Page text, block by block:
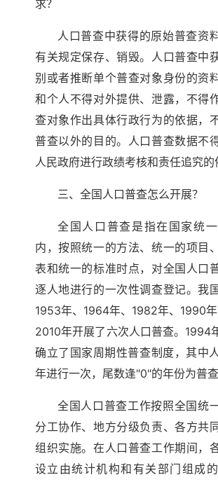
求？
人口普查中获得的原始普查资
有关规定保存、销毁。人口普查中
别或者推断单个普查对象身份的资
和个人不得对外提供、泄露，不得
查对象作出具体行政行为的依据，
普查以外的目的。人口普查数据不
人民政府进行政绩考核和责任追究的
三、全国人口普查怎么开展？
全国人口普查是指在国家统
内，按照统一的方法、统一的项目
表和统一的标准时点，对全国人口
逐人地进行的一次性调查登记。我
1953年、1964年、1982年、1990
2010年开展了六次人口普查。1994
确立了国家周期性普查制度，其中
年进行一次，尾数逢"0"的年份为普查
全国人口普查工作按照全国统
分工协作、地方分级负责、各方共
组织实施。在人口普查工作期间，
设立由统计机构和有关部门组成